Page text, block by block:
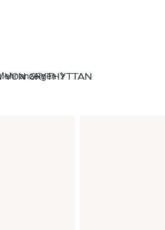
VON GRYTHYTTAN
anzeigen